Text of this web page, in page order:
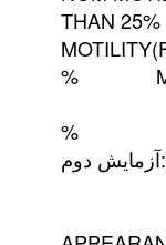
THAN 25%
%
%
آزمايش دوم: